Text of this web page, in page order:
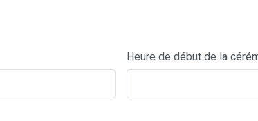
Heure de début de la